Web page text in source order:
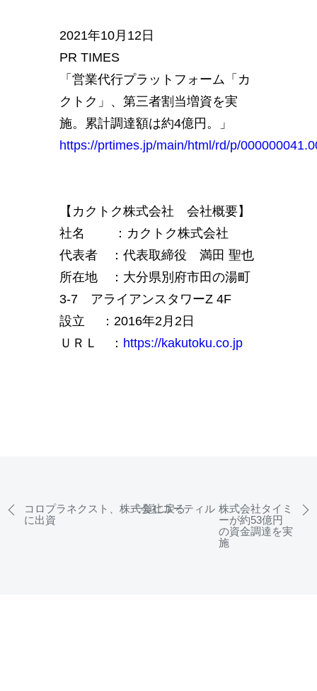
2021年10月12日
PR TIMES
「営業代行プラットフォーム「カ
クトク」、第三者割当増資を実
施。累計調達額は約4億円。」
https://prtimes.jp/main/html/rd/p/
【カクトク株式会社 会社概要】
社名 ：カクトク株式会社
代表者 ：代表取締役 満田 聖也
所在地 ：大分県別府市田の湯町
3-7 アライアンスタワーZ 4F
設立 ：2016年2月2日
ＵＲＬ ： https://kakutoku.co.jp
コロプラネクスト、株式会社ユーティル
に出資
一覧に戻る
株式会社タイミ
ーが約53億円
の資金調達を実
施